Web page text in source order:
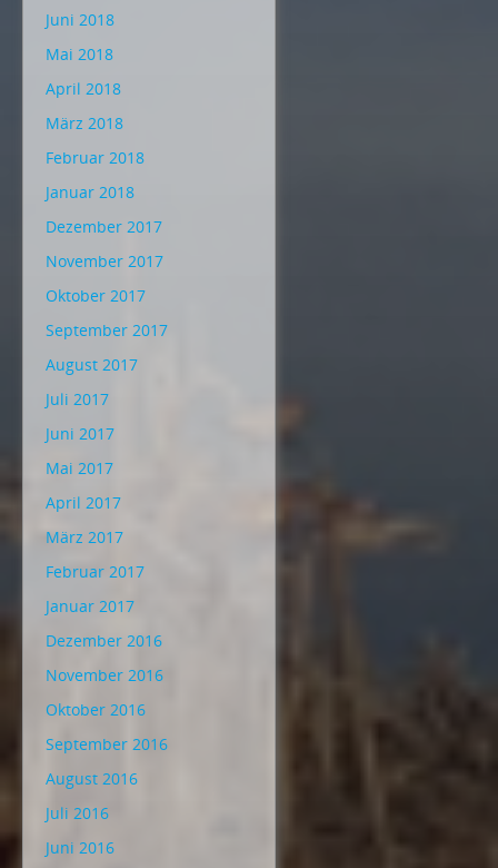
Juni 2018
Mai 2018
April 2018
März 2018
Februar 2018
Januar 2018
Dezember 2017
November 2017
Oktober 2017
September 2017
August 2017
Juli 2017
Juni 2017
Mai 2017
April 2017
März 2017
Februar 2017
Januar 2017
Dezember 2016
November 2016
Oktober 2016
September 2016
August 2016
Juli 2016
Juni 2016